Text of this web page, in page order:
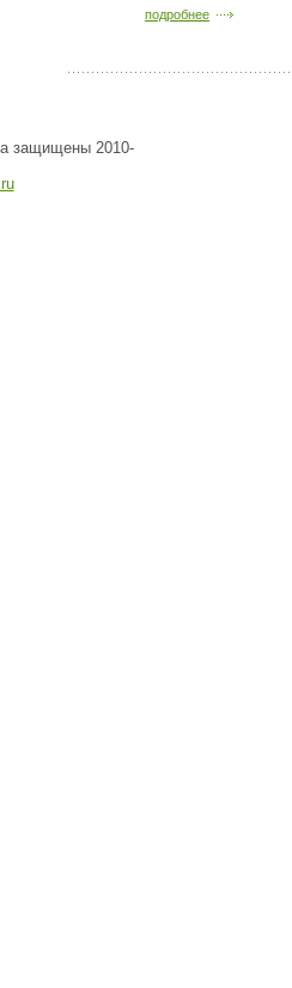
подробнее
защищены 2010-